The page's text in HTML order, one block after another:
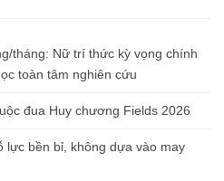
tháng: Nữ trí thức kỳ vọng chính
toàn tâm nghiên cứu
đua Huy chương Fields 2026
lực bền bỉ, không dựa vào may